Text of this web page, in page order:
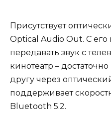
Присутствует
Optical Audio Out. С
передавать звук с
кинотеатр –
другу через
поддерживает
Bluetooth 5.2.